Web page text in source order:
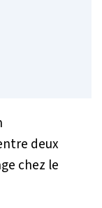
deux
chez le